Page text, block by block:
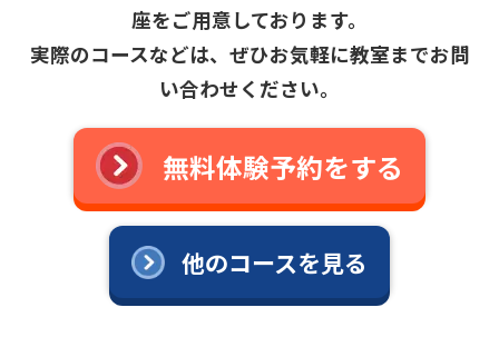
座をご用意しております。
実際のコースなどは、ぜひお気軽に教室までお問
い合わせください。
無料体験予約をする
他のコースを見る